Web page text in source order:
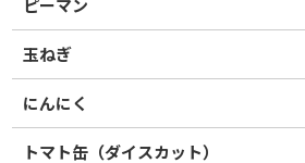
ピーマン
玉ねぎ
にんにく
トマト缶（ダイスカット）